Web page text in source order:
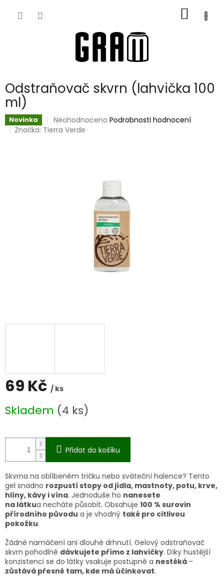
KOŠÍK
Odstraňovač skvrn (lahvička 100
ml)
Novinka
Průměrné
hodnocení
Neohodnoceno Podrobnosti hodnocení
Značka: Tierra Verde
69 Kč / ks
cena:
Skladem (4 ks)
Přidat do košíku
Skvrna na oblíbeném tričku nebo sváteční halence? Tento
gel snadno rozpustí stopy od jídla, mastnoty, potu, krve,
hlíny, kávy i vína. Jednoduše ho nanesete
na látkua necháte působit. Obsahuje 100 % surovin
přírodního původu a je vhodný také pro citlivou
pokožku.
Žádné namáčení ani dlouhé drhnutí. Gelový odstraňovač
skvrn pohodlně dávkujete přímo z lahvičky. Díky hustější
konzistenci se do látky vsakuje postupně a nestéká –
zůstává přesně tam, kde má účinkovat.